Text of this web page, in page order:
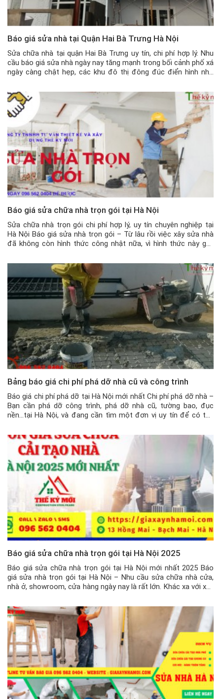
Báo giá sửa nhà tại Quận Hai Bà Trưng Hà Nội
Sửa chữa nhà tại quận Hai Bà Trưng uy tín, chi phí hợp lý. Nhu
cầu báo giá sửa nhà ngày nay tăng mạnh trong bối cảnh phố xá
ngày càng chật hẹp, các khu đô thị đông đúc điển hình như
Báo giá sửa chữa nhà trọn gói tại Hà Nội
Sửa chữa nhà trọn gói chi phí hợp lý, uy tín chuyên nghiệp tại
Hà Nội Báo giá sửa nhà trọn gói – Từ lâu rồi việc xây sửa nhà
đã không còn hình thức công nhật nữa, vì hình thức này gây
Bảng báo giá chi phí phá dỡ nhà cũ và công trình
Báo giá chi phí phá dỡ tại Hà Nội mới nhất Chi phí phá dỡ nhà –
Bạn cần phá dỡ công trình, phá dỡ nhà cũ, tường bao, đục
nền…tại Hà Nội, và đang cần tìm một đơn vị uy tín để có thể
Báo giá sửa chữa nhà trọn gói tại Hà Nội 2025
Báo giá sửa chữa nhà trọn gói tại Hà Nội mới nhất 2025 Báo
giá sửa nhà trọn gói tại Hà Nội – Nhu cầu sửa chữa nhà cửa,
nhà ở, showroom, cửa hàng ngày nay là rất lớn. Khác xa với xây